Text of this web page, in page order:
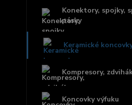
Konektory, spojky,
pásky
Keramické
Kompresory,
Koncovky výfuku